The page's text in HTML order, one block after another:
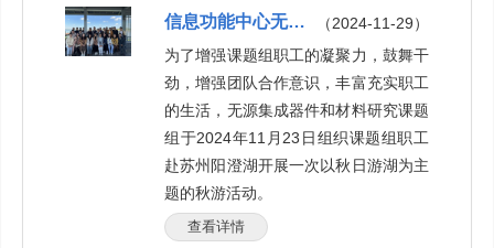
（2024-11-29）
信息功能中心无源集成器件和材料研究课题组秋游活动
为了增强课题组职工的凝聚力，鼓舞干
劲，增强团队合作意识，丰富充实职工
的生活，无源集成器件和材料研究课题
组于2024年11月23日组织课题组职工
赴苏州阳澄湖开展一次以秋日游湖为主
题的秋游活动。
查看详情